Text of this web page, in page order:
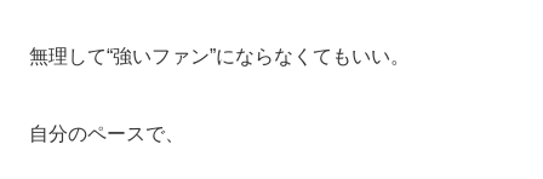
無理して“強いファン”にならなくてもいい。
自分のペースで、